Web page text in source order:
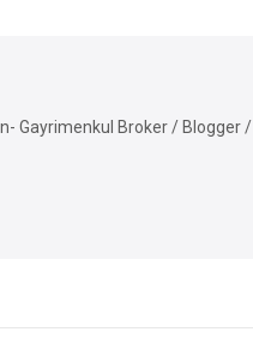
Gayrimenkul Broker / Blogger /